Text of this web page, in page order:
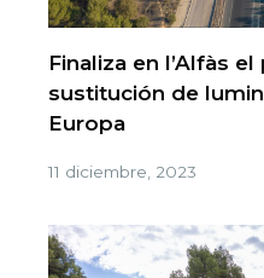
Finaliza en l’Alfàs
sustitución de
Europa
11 diciembre, 2023